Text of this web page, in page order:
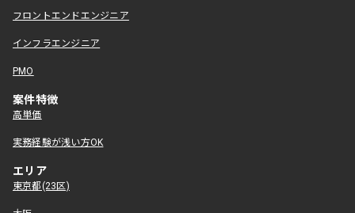
フロントエンドエンジニア
インフラエンジニア
PMO
案件特徴
高単価
実務経験が浅い方OK
エリア
東京都(23区)